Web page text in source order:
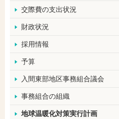
交際費の支出状況
財政状況
採用情報
予算
入間東部地区事務組合議会
事務組合の組織
地球温暖化対策実行計画